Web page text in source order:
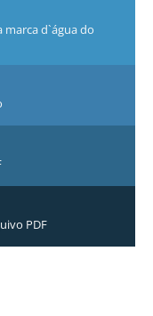
marca d`água do
PDF